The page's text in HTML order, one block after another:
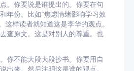
。你要说是谁提出的。你要在句
年份。比如“焦虑情绪影响学习效
这样读者就知道这是李华的观点。
查原文。这是对别人的尊重。也
你不能大段大段抄书。你要用自
出来。然后注明这是谁的观点。